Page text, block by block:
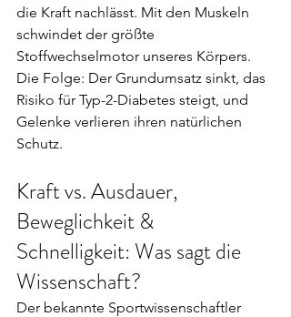
die Kraft nachlässt. Mit den Muskeln
schwindet der größte
Stoffwechselmotor unseres Körpers.
Die Folge: Der Grundumsatz sinkt, das
Risiko für Typ-2-Diabetes steigt, und
Gelenke verlieren ihren natürlichen
Schutz.
Kraft vs. Ausdauer,
Beweglichkeit &
Schnelligkeit: Was sagt die
Wissenschaft?
Der bekannte Sportwissenschaftler